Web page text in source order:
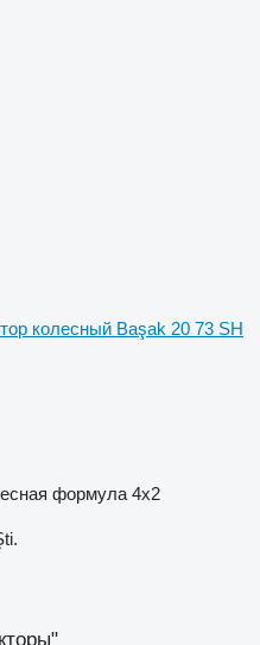
колесный Başak 20 73 SH
формула 4x2